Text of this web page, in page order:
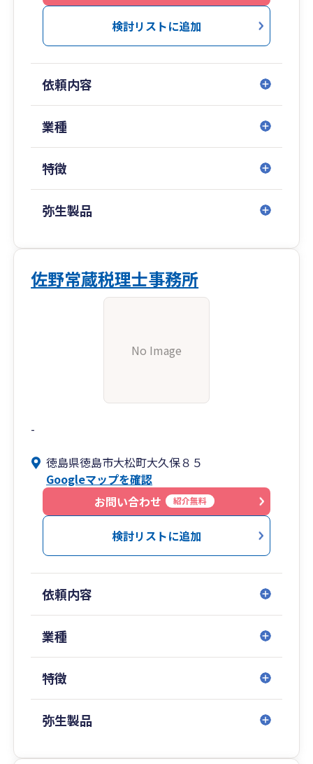
案できる体制を整えています。
給与計算や就業規則の整備、労務相談に加え、雇
用関係助成金の活用についてもサポートしてお
また、クラウド会計「弥生会計 Next」や「弥生
給与 Next」などのITツールの導入支援にも力を
字をわかりやすく見える化し、経営判断に役立つ
情報をご提供いたします。
検討リストに追加
依頼内容
業種
特徴
弥生製品
佐野常蔵税理士事務所
No Image
-
徳島県徳島市大松町大久保８５
Googleマップを確認
お問い合わせ
紹介無料
検討リストに追加
依頼内容
業種
特徴
弥生製品